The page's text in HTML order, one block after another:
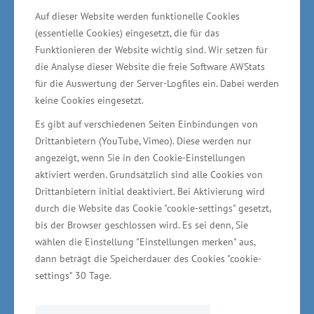
Auf dieser Website werden funktionelle Cookies
(essentielle Cookies) eingesetzt, die für das
Funktionieren der Website wichtig sind. Wir setzen für
die Analyse dieser Website die freie Software AWStats
für die Auswertung der Server-Logfiles ein. Dabei werden
keine Cookies eingesetzt.
Es gibt auf verschiedenen Seiten Einbindungen von
Drittanbietern (YouTube, Vimeo). Diese werden nur
angezeigt, wenn Sie in den Cookie-Einstellungen
aktiviert werden. Grundsätzlich sind alle Cookies von
Drittanbietern initial deaktiviert. Bei Aktivierung wird
durch die Website das Cookie "cookie-settings" gesetzt,
bis der Browser geschlossen wird. Es sei denn, Sie
wählen die Einstellung "Einstellungen merken" aus,
dann beträgt die Speicherdauer des Cookies "cookie-
settings" 30 Tage.
Service GmbH will ihr Produktangebot
erweitern und braucht dafür mehr Platz für die
Fertigung. So ist eine neue Werkhalle
entstanden. Mit der Erweiterung entstehen vier
neue Arbeitsplätze“, sagte der Minister für
Wirtschaft, Arbeit und Gesundheit Harry Glawe
am Montag. Nach Abschluss des Vorhabens
werden 21 Mitarbeiter im Unternehmen
beschäftigt sein.
Erweiterung der Produktionskapazität durch